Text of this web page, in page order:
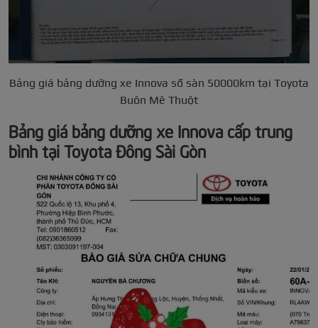
Bảng giá bảng dưỡng xe Innova số sàn 50000km tại Toyota
Buôn Mê Thuột
Bảng giá bảng dưỡng xe Innova cấp trung
bình tại Toyota Đông Sài Gòn